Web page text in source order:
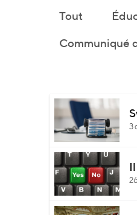
Tout
Communiqué
3